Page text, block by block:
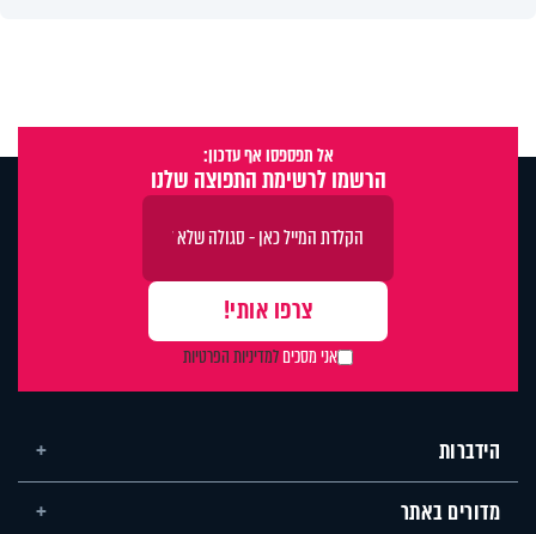
אל תפספסו אף עדכון:
הרשמו לרשימת התפוצה שלנו
אני מסכיםלמדיניות הפרטיות
הידברות
מדורים באתר